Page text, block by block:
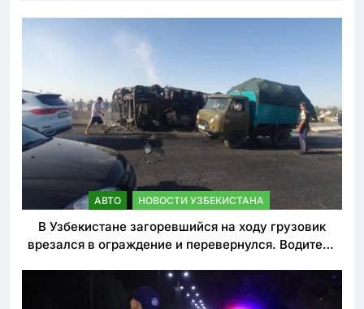
АВТО НОВОСТИ УЗБЕКИСТАНА
В Узбекистане загоревшийся на ходу грузовик
врезался в ограждение и перевернулся. Водитель